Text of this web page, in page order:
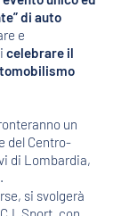
di auto
e
celebrare il
un
del Centro-
di Lombardia,
si svolgerà